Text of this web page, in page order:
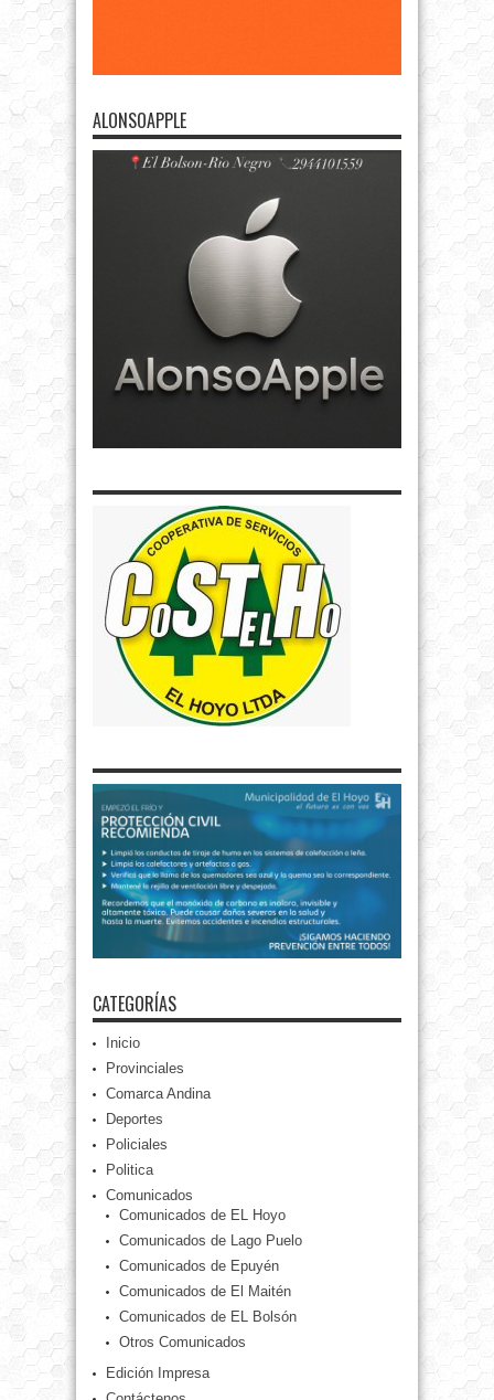
ALONSOAPPLE
CATEGORÍAS
Inicio
Provinciales
Comarca Andina
Deportes
Policiales
Politica
Comunicados
Comunicados de EL Hoyo
Comunicados de Lago Puelo
Comunicados de Epuyén
Comunicados de El Maitén
Comunicados de EL Bolsón
Otros Comunicados
Edición Impresa